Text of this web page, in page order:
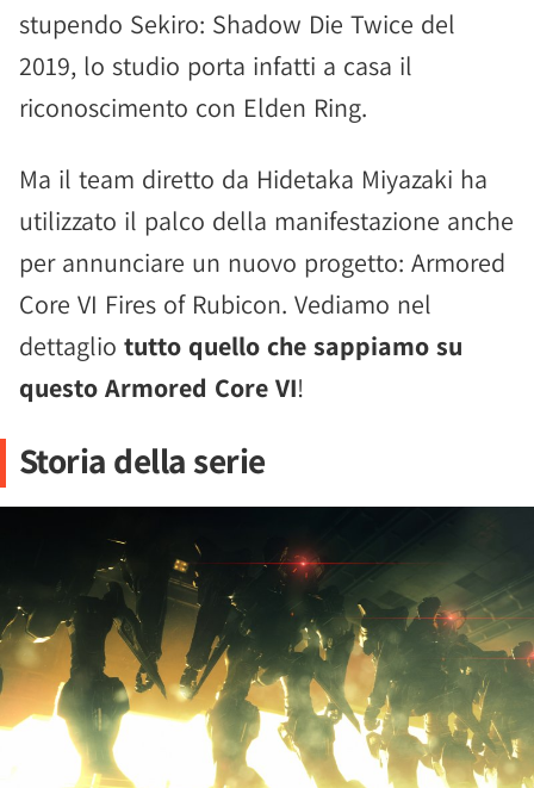
stupendo Sekiro: Shadow Die Twice del
2019, lo studio porta infatti a casa il
riconoscimento con Elden Ring.
Ma il team diretto da Hidetaka Miyazaki ha
utilizzato il palco della manifestazione anche
per annunciare un nuovo progetto: Armored
Core VI Fires of Rubicon. Vediamo nel
dettaglio tutto quello che sappiamo su
questo Armored Core VI!
Storia della serie